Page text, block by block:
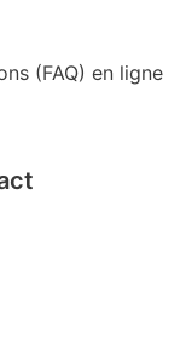
(FAQ) en ligne